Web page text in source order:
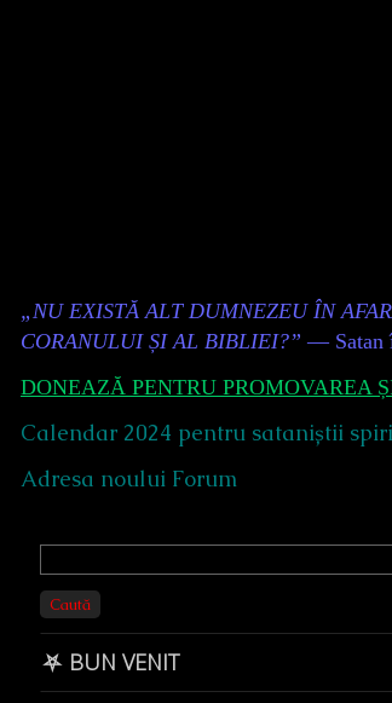
Content
Header
„NU EXISTĂ ALT DUMNEZEU ÎN
CORANULUI ȘI AL BIBLIEI?” — Satan
DONEAZĂ PENTRU PROMOVAREA
Calendar 2024 pentru sataniștii
Adresa noului Forum
Primary
Sidebar
Caută
⛧ BUN VENIT